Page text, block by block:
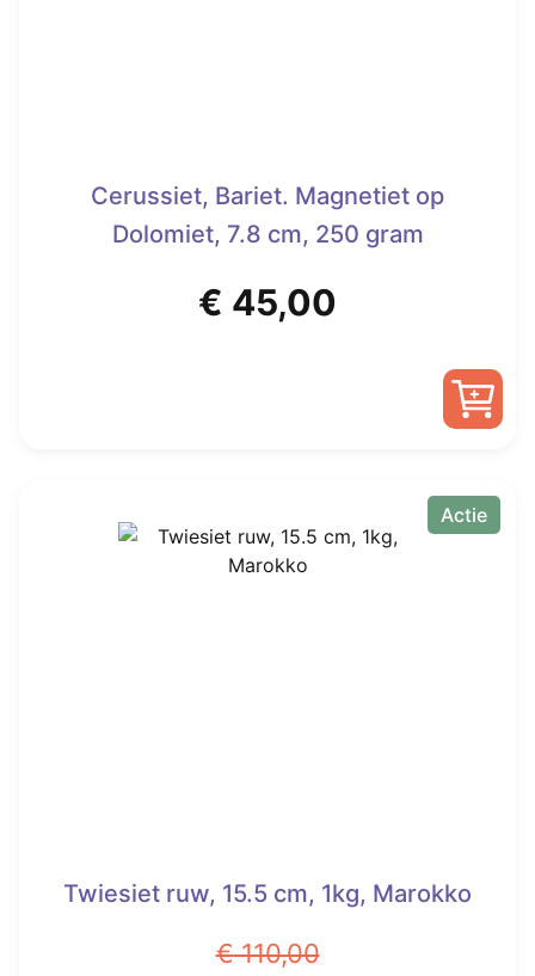
Cerussiet, Bariet. Magnetiet op
Dolomiet, 7.8 cm, 250 gram
€ 45,00
Actie
Twiesiet ruw, 15.5 cm, 1kg, Marokko
€110,00